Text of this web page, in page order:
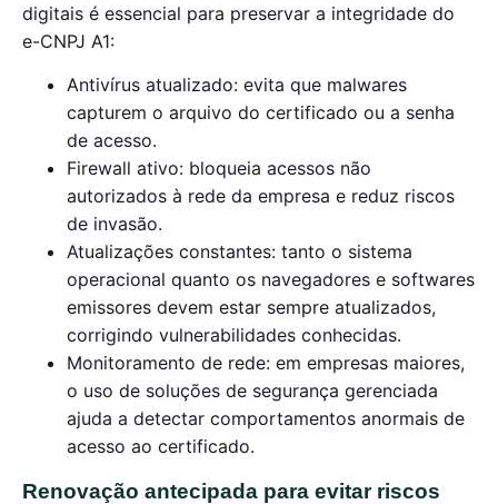
digitais é essencial para preservar a integridade do
e-CNPJ A1:
Antivírus atualizado: evita que malwares
capturem o arquivo do certificado ou a senha
de acesso.
Firewall ativo: bloqueia acessos não
autorizados à rede da empresa e reduz riscos
de invasão.
Atualizações constantes: tanto o sistema
operacional quanto os navegadores e softwares
emissores devem estar sempre atualizados,
corrigindo vulnerabilidades conhecidas.
Monitoramento de rede: em empresas maiores,
o uso de soluções de segurança gerenciada
ajuda a detectar comportamentos anormais de
acesso ao certificado.
Renovação antecipada para evitar riscos